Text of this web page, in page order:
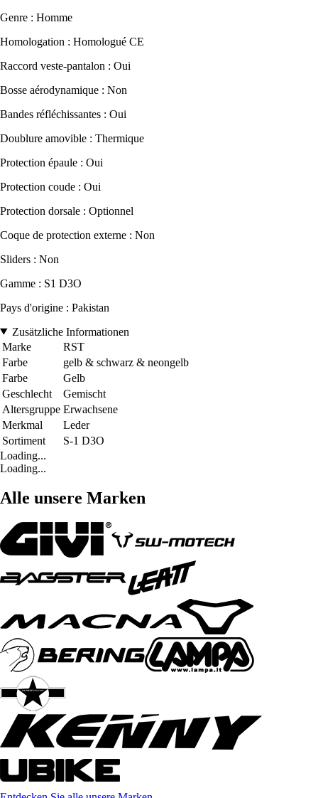
Genre : Homme
Homologation : Homologué CE
Raccord veste-pantalon : Oui
Bosse aérodynamique : Non
Bandes réfléchissantes : Oui
Doublure amovible : Thermique
Protection épaule : Oui
Protection coude : Oui
Protection dorsale : Optionnel
Coque de protection externe : Non
Sliders : Non
Gamme : S1 D3O
Pays d'origine : Pakistan
Zusätzliche Informationen
Marke
RST
Farbe
gelb & schwarz & neongelb
Farbe
Gelb
Geschlecht
Gemischt
Altersgruppe Erwachsene
Merkmal
Leder
Sortiment
S-1 D3O
Loading...
Loading...
Alle unsere Marken